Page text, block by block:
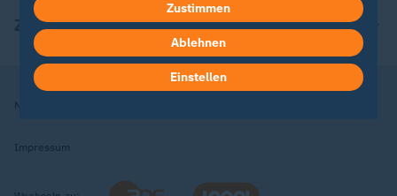
ZDFheute Apps
Nutzungsbedingungen
Impressum
in deinen Einstellungen widerrufen oder ändern.
Hier findest du das Impressum.
Weitere Informationen findest du in unserer
Datenschutzerklärung.
Zustimmen
Ablehnen
Einstellen